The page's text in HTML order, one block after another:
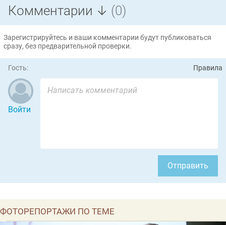
Комментарии ↓ (0)
Зарегистрируйтесь и ваши комментарии будут публиковаться
сразу, без предварительной проверки.
Гость: Правила
Войти
Отправить
ФОТОРЕПОРТАЖИ ПО ТЕМЕ